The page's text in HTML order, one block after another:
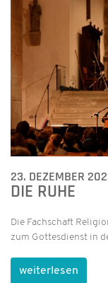
23. DEZEMBER
DIE RUHE
Die Fachschaft
zum Gottesdienst in
weiterlesen